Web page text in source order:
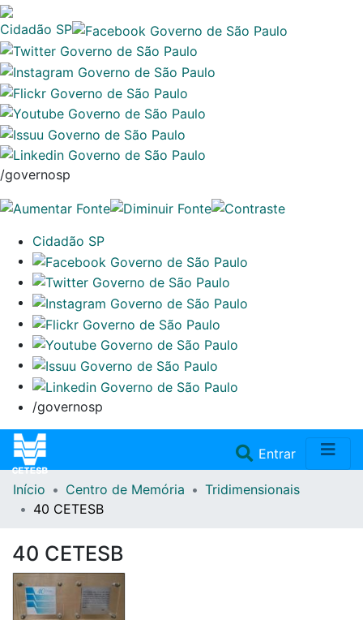
Cidadão SP
/governosp
Cidadão SP
/governosp
Entrar(current)
Home
Repositório
Início Centro de Memória
Tridimensionais
40 CETESB
40 CETESB